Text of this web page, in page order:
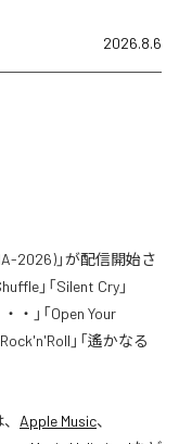
2026.8.6
2026)」が配信開始さ
」「Silent Cry」
・」「Open Your
」「遙かなる
Apple Music、